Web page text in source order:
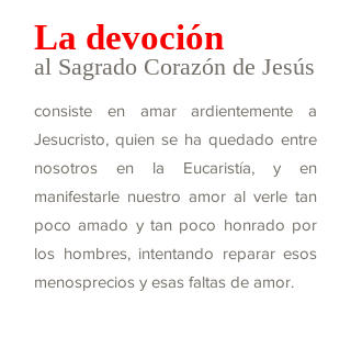
La devoción
al Sagrado Corazón de Jesús
consiste en amar ardientemente a
Jesucristo, quien se ha quedado entre
nosotros en la Eucaristía, y en
manifestarle nuestro amor al verle tan
poco amado y tan poco honrado por
los hombres, intentando reparar esos
menosprecios y esas faltas de amor.